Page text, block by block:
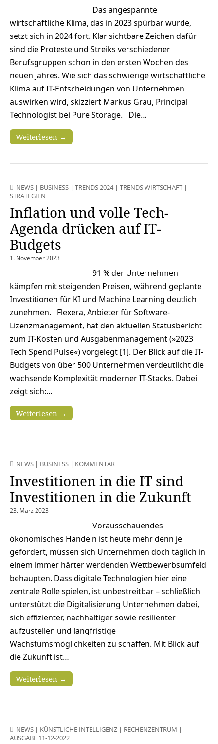
Das angespannte
wirtschaftliche Klima, das in 2023 spürbar wurde,
setzt sich in 2024 fort. Klar sichtbare Zeichen dafür
sind die Proteste und Streiks verschiedener
Berufsgruppen schon in den ersten Wochen des
neuen Jahres. Wie sich das schwierige wirtschaftliche
Klima auf IT-Entscheidungen von Unternehmen
auswirken wird, skizziert Markus Grau, Principal
Technologist bei Pure Storage. Die…
Weiterlesen →
NEWS | BUSINESS | TRENDS 2024| TRENDS WIRTSCHAFT |
STRATEGIEN
Inflation und volle Tech-
Agenda drücken auf IT-
Budgets
1. November 2023
91 % der Unternehmen
kämpfen mit steigenden Preisen, während geplante
Investitionen für KI und Machine Learning deutlich
zunehmen. Flexera, Anbieter für Software-
Lizenzmanagement, hat den aktuellen Statusbericht
zum IT-Kosten und Ausgabenmanagement (»2023
Tech Spend Pulse«) vorgelegt [1]. Der Blick auf die IT-
Budgets von über 500 Unternehmen verdeutlicht die
wachsende Komplexität moderner IT-Stacks. Dabei
zeigt sich:…
Weiterlesen →
NEWS | BUSINESS | KOMMENTAR
Investitionen in die IT sind
Investitionen in die Zukunft
23. März 2023
Vorausschauendes
ökonomisches Handeln ist heute mehr denn je
gefordert, müssen sich Unternehmen doch täglich in
einem immer härter werdenden Wettbewerbsumfeld
behaupten. Dass digitale Technologien hier eine
zentrale Rolle spielen, ist unbestreitbar – schließlich
unterstützt die Digitalisierung Unternehmen dabei,
sich effizienter, nachhaltiger sowie resilienter
aufzustellen und langfristige
Wachstumsmöglichkeiten zu schaffen. Mit Blick auf
die Zukunft ist…
Weiterlesen →
NEWS | KÜNSTLICHE INTELLIGENZ | RECHENZENTRUM |
AUSGABE 11-12-2022